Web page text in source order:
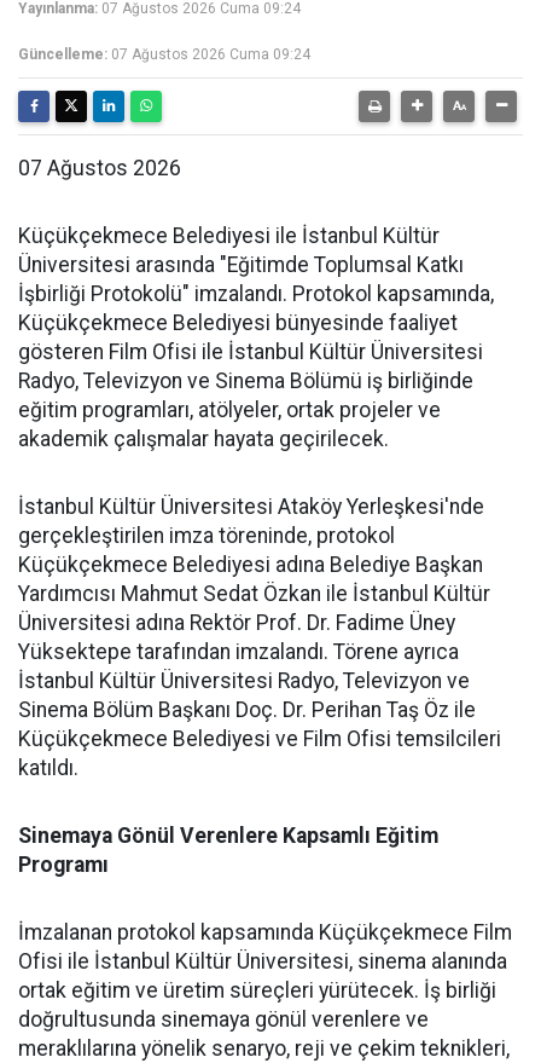
Yayınlanma: 07 Ağustos 2026 Cuma 09:24
Güncelleme: 07 Ağustos 2026 Cuma 09:24
07 Ağustos 2026
Küçükçekmece Belediyesi ile İstanbul Kültür
Üniversitesi arasında "Eğitimde Toplumsal Katkı
İşbirliği Protokolü" imzalandı. Protokol kapsamında,
Küçükçekmece Belediyesi bünyesinde faaliyet
gösteren Film Ofisi ile İstanbul Kültür Üniversitesi
Radyo, Televizyon ve Sinema Bölümü iş birliğinde
eğitim programları, atölyeler, ortak projeler ve
akademik çalışmalar hayata geçirilecek.
İstanbul Kültür Üniversitesi Ataköy Yerleşkesi'nde
gerçekleştirilen imza töreninde, protokol
Küçükçekmece Belediyesi adına Belediye Başkan
Yardımcısı Mahmut Sedat Özkan ile İstanbul Kültür
Üniversitesi adına Rektör Prof. Dr. Fadime Üney
Yüksektepe tarafından imzalandı. Törene ayrıca
İstanbul Kültür Üniversitesi Radyo, Televizyon ve
Sinema Bölüm Başkanı Doç. Dr. Perihan Taş Öz ile
Küçükçekmece Belediyesi ve Film Ofisi temsilcileri
katıldı.
Sinemaya Gönül Verenlere Kapsamlı Eğitim
Programı
İmzalanan protokol kapsamında Küçükçekmece Film
Ofisi ile İstanbul Kültür Üniversitesi, sinema alanında
ortak eğitim ve üretim süreçleri yürütecek. İş birliği
doğrultusunda sinemaya gönül verenlere ve
meraklılarına yönelik senaryo, reji ve çekim teknikleri,